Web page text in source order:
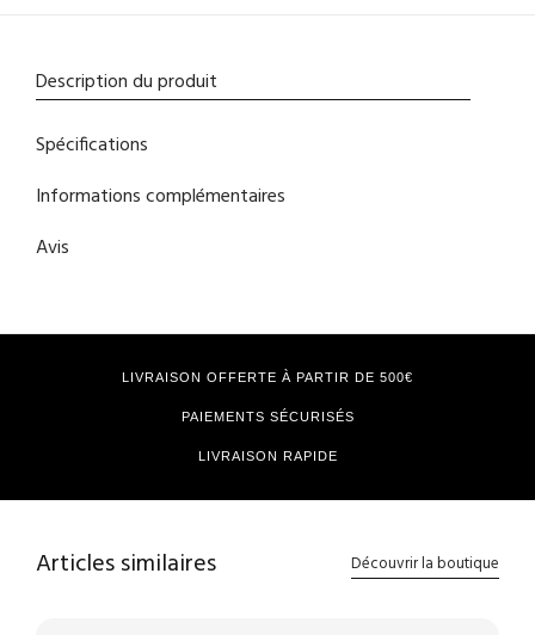
Description du produit
Spécifications
Informations complémentaires
Avis
LIVRAISON OFFERTE À PARTIR DE 500€
PAIEMENTS SÉCURISÉS
LIVRAISON RAPIDE
Articles similaires Découvrir la boutique